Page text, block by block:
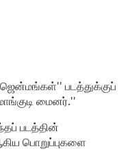
படத்துக்குப்
மைனர்.''
படத்தின்
பொறுப்புகளை